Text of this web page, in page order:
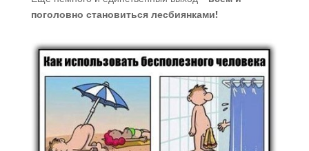
поголовно становиться лесбиянками!